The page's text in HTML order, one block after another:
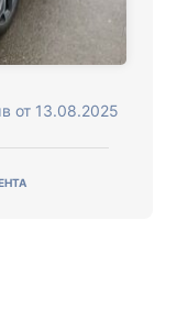
от 13.08.2025